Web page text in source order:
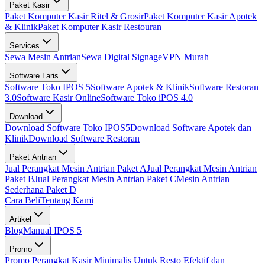
Paket Kasir
Paket Komputer Kasir Ritel & GrosirPaket Komputer Kasir Apotek
& KlinikPaket Komputer Kasir Restouran
Services
Sewa Mesin AntrianSewa Digital SignageVPN Murah
Software Laris
Software Toko IPOS 5Software Apotek & KlinikSoftware Restoran
3.0Software Kasir OnlineSoftware Toko iPOS 4.0
Download
Download Software Toko IPOS5Download Software Apotek dan
KlinikDownload Software Restoran
Paket Antrian
Jual Perangkat Mesin Antrian Paket AJual Perangkat Mesin Antrian
Paket BJual Perangkat Mesin Antrian Paket CMesin Antrian
Sederhana Paket D
Cara BeliTentang Kami
Artikel
BlogManual IPOS 5
Promo
Promo Perangkat Kasir Minimalis Untuk Resto Efektif dan